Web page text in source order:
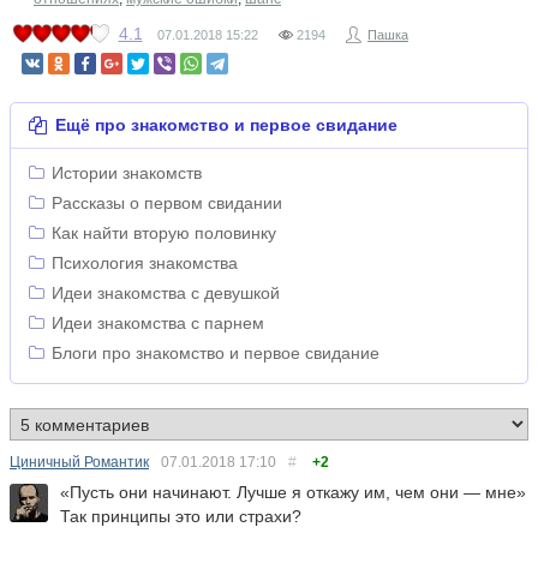
4.1 07.01.2018 15:22 2194 Пашка
Ещё про знакомство и первое свидание
Истории знакомств
Рассказы о первом свидании
Как найти вторую половинку
Психология знакомства
Идеи знакомства с девушкой
Идеи знакомства с парнем
Блоги про знакомство и первое свидание
Циничный Романтик 07.01.2018 17:10 # +2
«Пусть они начинают. Лучше я откажу им, чем они — мне»
Так принципы это или страхи?